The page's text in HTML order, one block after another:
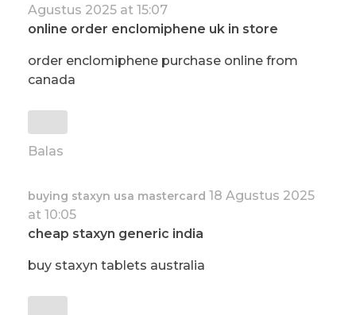
Agustus 2025 at 15:07
online order enclomiphene uk in store
order enclomiphene purchase online from
canada
Balas
buying staxyn usa mastercard 18 Agustus 2025
at 10:05
cheap staxyn generic india
buy staxyn tablets australia